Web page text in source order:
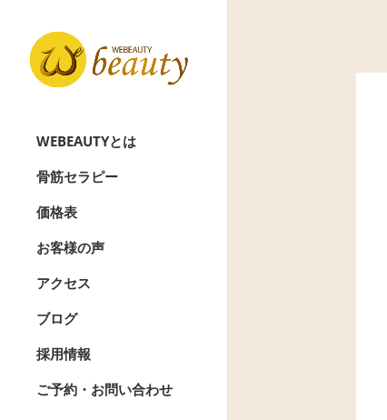
WEBEAUTYとは
骨筋セラピー
価格表
お客様の声
アクセス
ブログ
採用情報
ご予約・お問い合わせ